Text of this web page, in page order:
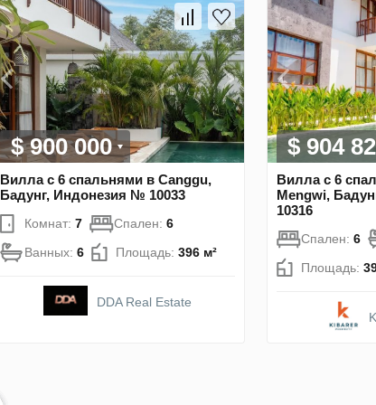
$ 900 000
Вилла с 6 спальнями в Canggu,
Бадунг, Индонезия № 10033
Комнат: 7 Спален: 6
Ванных: 6 Площадь: 396 м²
DDA Real Estate
$ 904
Вилла с 6
Mengwi,
10316
Спален: 6
Площадь: